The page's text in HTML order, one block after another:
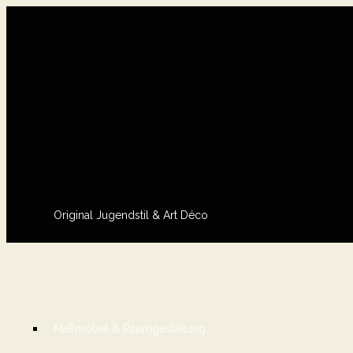
Original Jugendstil & Art Déco
Maßmöbel & Raumgestaltung